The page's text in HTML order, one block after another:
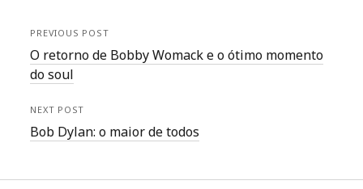
PREVIOUS POST
O retorno de Bobby Womack e o ótimo momento
do soul
NEXT POST
Bob Dylan: o maior de todos